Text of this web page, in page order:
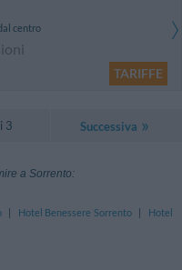
centro
TARIFFE
3 Successiva
a Sorrento:
| Hotel Benessere Sorrento |
Hotel